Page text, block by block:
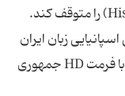
"پرس تی وی" و "هیسپان تی وی" (HispanTV) را متوقف کند.
زبان ایران
می ‌باشد. همچنین این شبکه اولین شبکه با فرمت HD جمهوری